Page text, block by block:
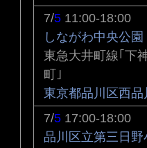
7/5 11:00-18:00
しながわ中央公
東急大井町線｢下
町｣
東京都品川区西品
7/5 17:00-18:00
品川区立第三日野